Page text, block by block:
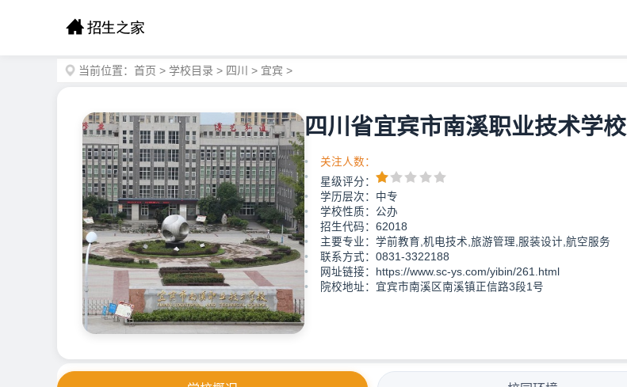
当前位置： 首页 > 学校目录 > 四川 > 宜宾 >
四川省宜宾市南溪职业技术学校
关注人数：
星级评分：
学历层次：中专
学校性质：公办
招生代码：62018
主要专业：学前教育,机电技术,旅游管理,服装设计,航空服务
联系方式：0831-3322188
网址链接：https://www.sc-ys.com/yibin/261.html
院校地址：宜宾市南溪区南溪镇正信路3段1号